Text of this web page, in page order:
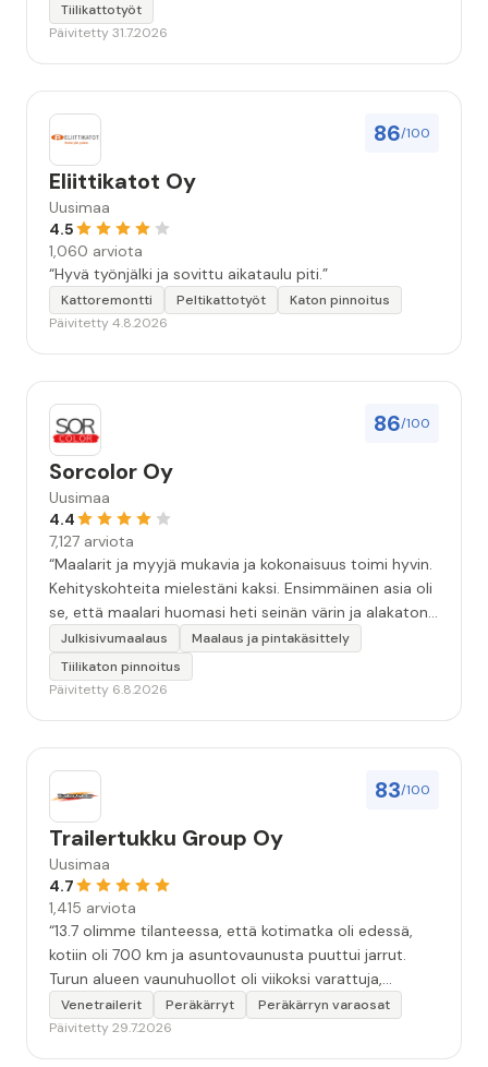
Tiilikattotyöt
Päivitetty 31.7.2026
86/100
Eliittikatot Oy
Uusimaa
4.5
1,060 arviota
“Hyvä työnjälki ja sovittu aikataulu piti.”
Kattoremontti Peltikattotyöt
Katon pinnoitus
Päivitetty 4.8.2026
86/100
Sorcolor Oy
Uusimaa
4.4
7,127 arviota
“Maalarit ja myyjä mukavia ja kokonaisuus toimi hyvin.
Kehityskohteita mielestäni kaksi. Ensimmäinen asia oli
se, että maalari huomasi heti seinän värin ja alakaton
värin erot mitä en huomannut. Hyvä toki että siinä
kohtaa huomattu mutta toki optimaalisessa
tilanteessa myyjä olisi jo kiinnittänyt tähän huomiota.
kokonaisuus hyvä ja varmasti tulevaisuudessakin
mahdollisuus että palveluita käytän”
Julkisivumaalaus
Maalaus ja pintakäsittely
Tiilikaton pinnoitus
Päivitetty 6.8.2026
83/100
Trailertukku Group Oy
Uusimaa
4.7
1,415 arviota
“13.7 olimme tilanteessa, että kotimatka oli edessä,
kotiin oli 700 km ja asuntovaunusta puuttui jarrut.
Turun alueen vaunuhuollot oli viikoksi varattuja,
asentajien kädet täynnä työtä. Eräs vaunuhuolto
neuvoi olemaan yhteydessä Turun Trailertukkuun.
Venetrailerit Peräkärryt
Peräkärryn varaosat
Päivitetty 29.7.2026